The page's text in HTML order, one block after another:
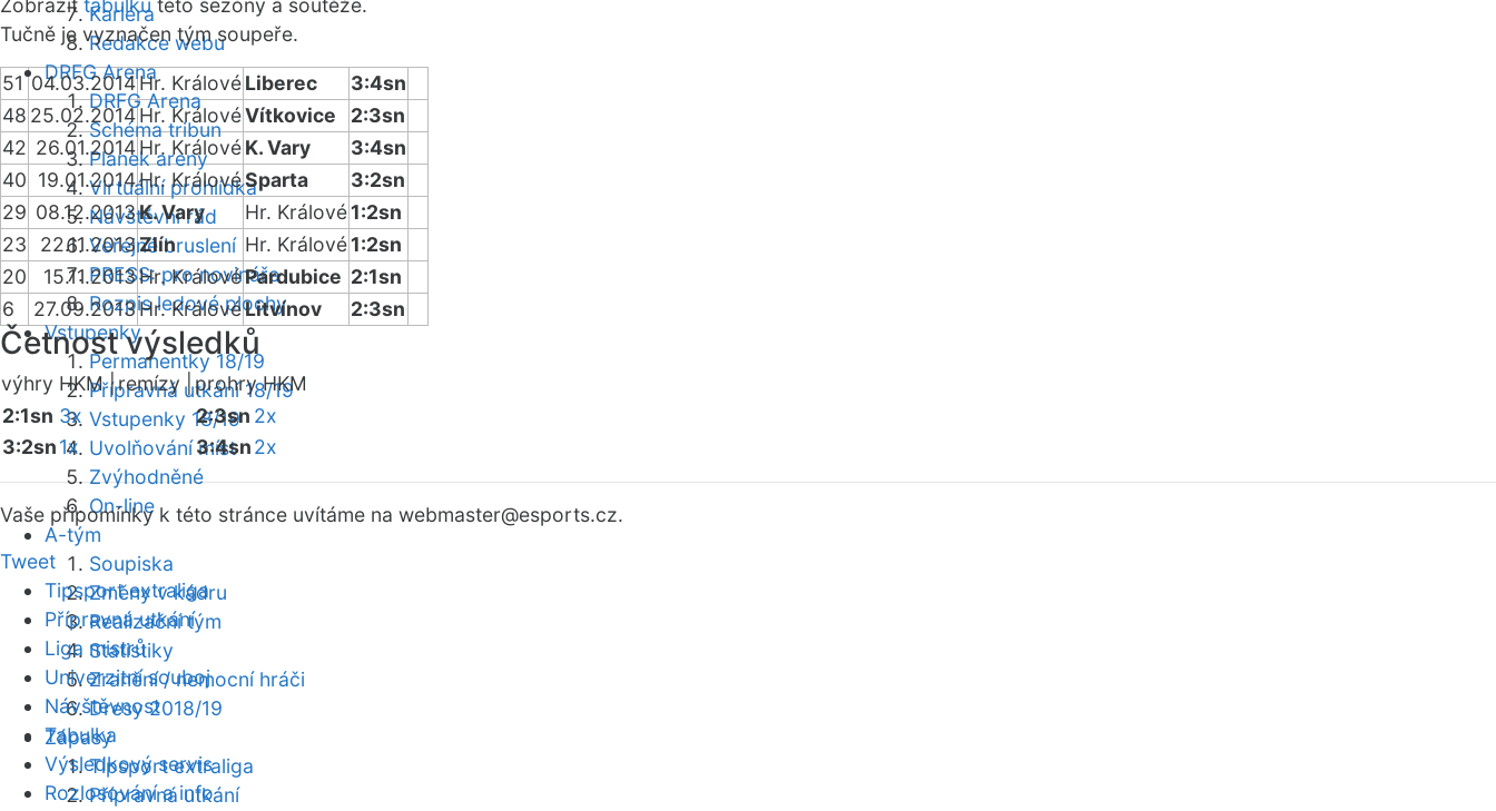
Kariéra
Redakce webu
DRFG Arena
DRFG Arena
Schéma tribun
Plánek areny
Virtuální prohlídka
Návštěvní řád
Veřejné bruslení
PRESS: pro novináře
Rozpis ledové plochy
Vstupenky
Permanentky 18/19
Přípravná utkání 18/19
Vstupenky 18/19
Uvolňování míst
Zvýhodněné
On-line
A-tým
Soupiska
Změny v kádru
Realizační tým
Statistiky
Zranění / nemocní hráči
Dresy 2018/19
Zápasy
Tipsport extraliga
Přípravná utkání
Zobrazit tabulku této sezóny a soutěže.
Tučně je vyznačen tým soupeře.
51 04.03.2014Hr. KrálovéLiberec
3:4sn
48 25.02.2014Hr. KrálovéVítkovice
2:3sn
42 26.01.2014Hr. KrálovéK. Vary
3:4sn
40 19.01.2014Hr. KrálovéSparta
3:2sn
29 08.12.2013K. Vary Hr. Králové1:2sn
23
22.11.2013Zlín Hr. Králové1:2sn
20
15.11.2013Hr. KrálovéPardubice 2:1sn
6
27.09.2013Hr. KrálovéLitvínov 2:3sn
Četnost výsledků
výhry HKM |remízy |prohry HKM
2:1sn 3x
3:2sn1x
2:3sn 2x
3:4sn2x
Vaše připomínky k této stránce uvítáme na webmaster@esports.cz.
Tweet
Tipsport extraliga
Přípravná utkání
Liga mistrů
Univerzitní souboj
Návštěvnost
Tabulka
Výsledkový servis
Rozlosování a info